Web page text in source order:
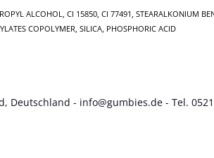
ALCOHOL, CI 15850, CI 77491, STEARALKONIUM
COPOLYMER, SILICA, PHOSPHORIC ACID
Deutschland - info@gumbies.de - Tel.